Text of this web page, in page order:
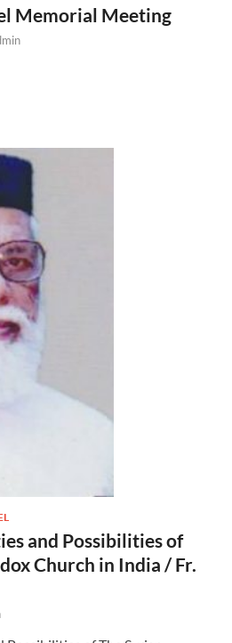
Memorial Meeting
and Possibilities of
Church in India / Fr.